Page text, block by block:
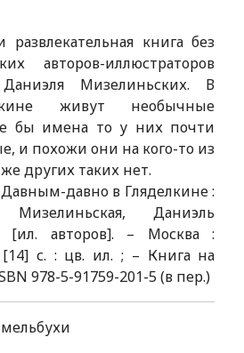
развлекательная книга без
авторов-иллюстраторов
Мизелиньских. В
живут необычные
бы имена то у них почти
и похожи они на кого-то из
других таких нет.
давно в Гляделкине :
Даниэль
[ил. авторов]. – Москва :
[14] с. : цв. ил. ; – Книга на
978-5-91759-201-5 (в пер.)